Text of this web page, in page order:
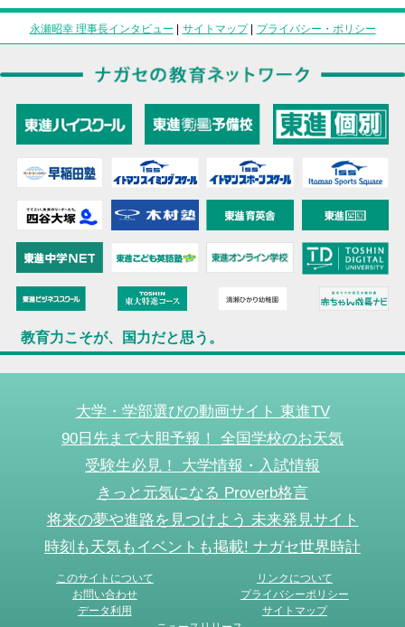
永瀬昭幸 理事長インタビュー | サイトマップ| プライバシー・ポリシー
教育力こそが、国力だと思う。
大学・学部選びの動画サイト 東進TV
90日先まで大胆予報！ 全国学校のお天気
受験生必見！ 大学情報・入試情報
きっと元気になる Proverb格言
将来の夢や進路を見つけよう 未来発見サイト
時刻も天気もイベントも掲載! ナガセ世界時計
このサイトについて
リンクについて
お問い合わせ
プライバシーポリシー
データ利用
サイトマップ